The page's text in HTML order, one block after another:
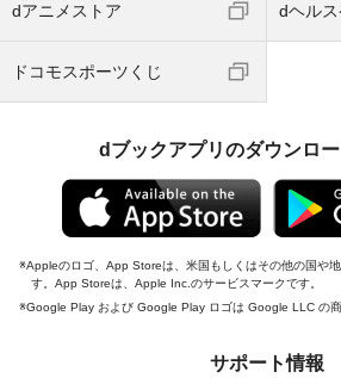
dアニメストア dヘル
ドコモスポーツくじ
dブックアプリのダウンロ
Appleのロゴ、App Storeは、米国もしくはその他の国や
す。App Storeは、Apple Inc.のサービスマークです。
Google Play および Google Play ロゴは Google LLC の商
サポート情報